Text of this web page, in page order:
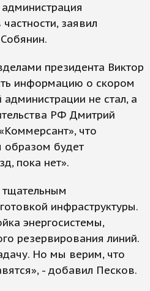
заявил
президента Виктор
информацию о скором
не стал, а
РФ Дмитрий
что
образом будет
пока нет».
тщательным
инфраструктуры.
энергосистемы,
резервирования линий.
Но мы верим, что
- добавил Песков.